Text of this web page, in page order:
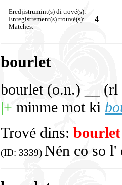
Eredjistrumint(s) di trové(s):
Enregistrement(s) trouvé(s):
Matches:
4
bourlet
bourlet (o.n.) __
|+ minme mot ki
Trové dins: bourlet
(ID: 3339) Nén co so l'